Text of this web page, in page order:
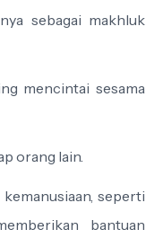
sebagai makhluk
mencintai sesama
orang lain.
seperti
bantuan